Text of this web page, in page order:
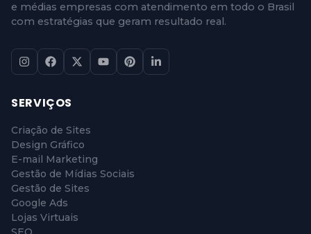
e médias empresas com atendimento em todo o Brasil
com estratégias que geram resultado real.
SERVIÇOS
Criação de Sites
Design Gráfico
E-mail Marketing
Gestão de Mídias Sociais
Gestão de Sites
Google Ads
Lojas Virtuais